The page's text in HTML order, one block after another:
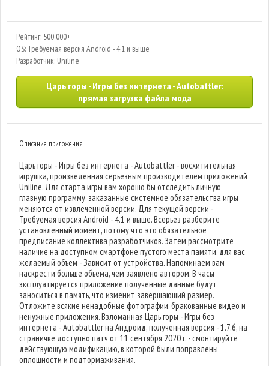
Рейтинг: 500 000+
OS: Требуемая версия Android - 4.1 и выше
Разработчик: Uniline
Царь горы - Игры без интернета - Autobattler:
прямая загрузка файла мода
Описание приложения
Царь горы - Игры без интернета - Autobattler - восхитительная
игрушка, произведенная серьезным производителем приложений
Uniline. Для старта игры вам хорошо бы отследить личную
главную программу, заказанные системное обязательства игры
меняются от извлеченной версии. Для текущей версии -
Требуемая версия Android - 4.1 и выше. Всерьез разберите
установленный момент, потому что это обязательное
предписание коллектива разработчиков. Затем рассмотрите
наличие на доступном смартфоне пустого места памяти, для вас
желаемый объем - Зависит от устройства. Напоминаем вам
наскрести больше объема, чем заявлено автором. В часы
эксплуатируется приложение полученные данные будут
заноситься в память, что изменит завершающий размер.
Отложите всякие ненадобные фотографии, бракованные видео и
ненужные приложения. Взломанная Царь горы - Игры без
интернета - Autobattler на Андроид, полученная версия - 1.7.6, на
страничке доступно патч от 11 сентября 2020 г. - смонтируйте
действующую модификацию, в которой были поправлены
оплошности и подтормаживания.